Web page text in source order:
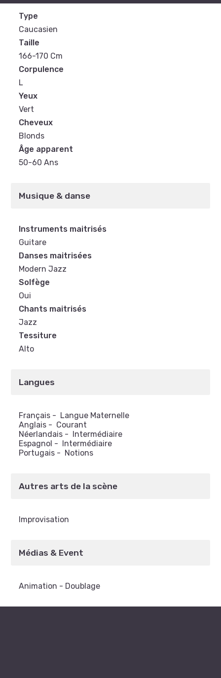
Type
Caucasien
Taille
166-170 Cm
Corpulence
L
Yeux
Vert
Cheveux
Blonds
Âge apparent
50-60 Ans
Musique & danse
Instruments maitrisés
Guitare
Danses maitrisées
Modern Jazz
Solfège
Oui
Chants maitrisés
Jazz
Tessiture
Alto
Langues
Français - Langue Maternelle
Anglais - Courant
Néerlandais - Intermédiaire
Espagnol - Intermédiaire
Portugais - Notions
Autres arts de la scène
Improvisation
Médias & Event
Animation - Doublage